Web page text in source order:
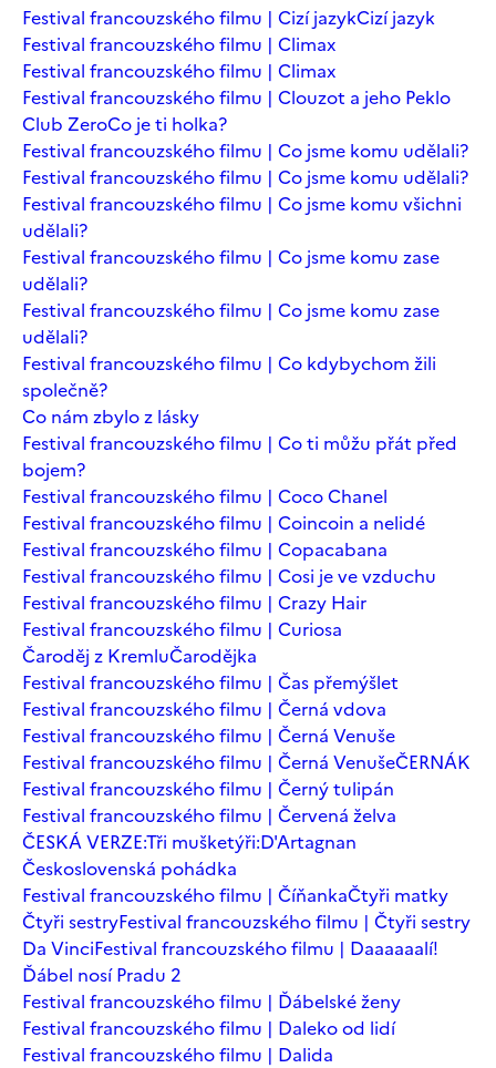
Festival francouzského filmu | Cizí jazykCizí jazyk
Festival francouzského filmu | Climax
Festival francouzského filmu | Climax
Festival francouzského filmu | Clouzot a jeho Peklo
Club ZeroCo je ti holka?
Festival francouzského filmu | Co jsme komu udělali?
Festival francouzského filmu | Co jsme komu udělali?
Festival francouzského filmu | Co jsme komu všichni
udělali?
Festival francouzského filmu | Co jsme komu zase
udělali?
Festival francouzského filmu | Co jsme komu zase
udělali?
Festival francouzského filmu | Co kdybychom žili
společně?
Co nám zbylo z lásky
Festival francouzského filmu | Co ti můžu přát před
bojem?
Festival francouzského filmu | Coco Chanel
Festival francouzského filmu | Coincoin a nelidé
Festival francouzského filmu | Copacabana
Festival francouzského filmu | Cosi je ve vzduchu
Festival francouzského filmu | Crazy Hair
Festival francouzského filmu | Curiosa
Čaroděj z KremluČarodějka
Festival francouzského filmu | Čas přemýšlet
Festival francouzského filmu | Černá vdova
Festival francouzského filmu | Černá Venuše
Festival francouzského filmu | Černá VenušeČERNÁK
Festival francouzského filmu | Černý tulipán
Festival francouzského filmu | Červená želva
ČESKÁ VERZE:Tři mušketýři:D'Artagnan
Československá pohádka
Festival francouzského filmu | ČíňankaČtyři matky
Čtyři sestryFestival francouzského filmu | Čtyři sestry
Da VinciFestival francouzského filmu | Daaaaaalí!
Ďábel nosí Pradu 2
Festival francouzského filmu | Ďábelské ženy
Festival francouzského filmu | Daleko od lidí
Festival francouzského filmu | Dalida